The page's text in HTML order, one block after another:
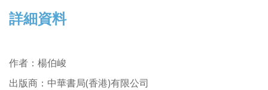
詳細資料
作者 ： 楊伯峻
出版商：中華書局(香港)有限公司